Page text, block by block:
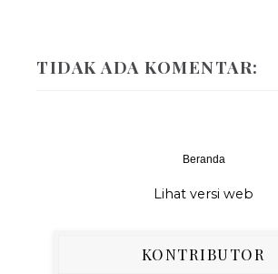
TIDAK ADA KOMENTAR:
Beranda
Lihat versi web
KONTRIBUTOR